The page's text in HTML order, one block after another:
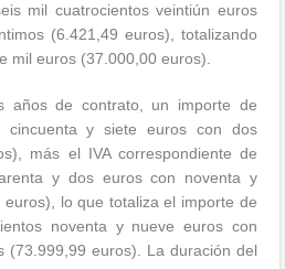
mil cuatrocientos veintiún euros
(6.421,49 euros), totalizando
mil euros (37.000,00 euros).
años de contrato, un importe de
y siete euros con dos
más el IVA correspondiente de
y dos euros con noventa y
lo que totaliza el importe de
noventa y nueve euros con
(73.999,99 euros). La duración del